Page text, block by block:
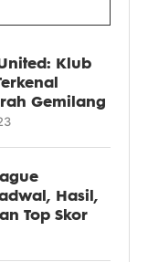
Klub
Gemilang
Hasil,
Top Skor